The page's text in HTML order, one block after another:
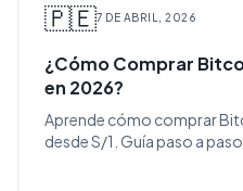
🇵🇪7 DE ABRIL, 2026
¿Cómo Comprar
en 2026?
Aprende cómo comprar
desde S/1. Guía paso a